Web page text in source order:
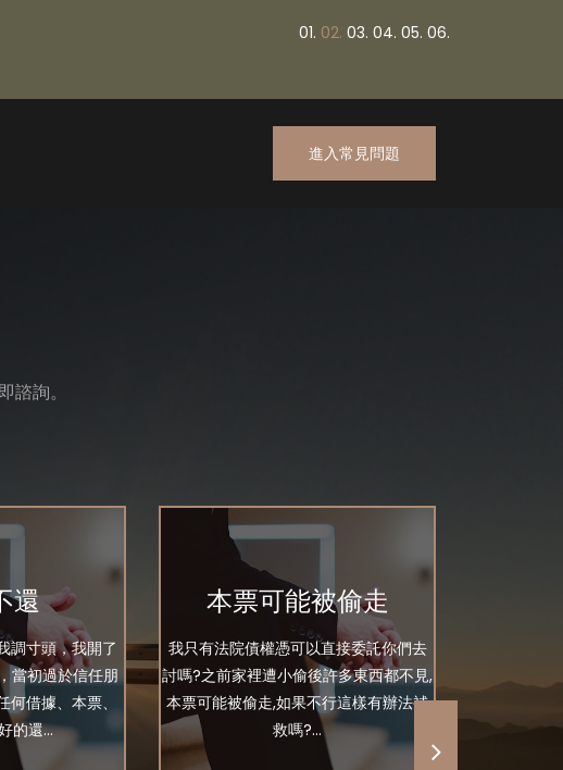
01. 02. 03. 04. 05. 06.
進入常見問題
詢。
還
調寸頭，我開了
當初過於信任朋
借據、本票、
的還...
本票可能被偷走
我只有法院債權憑可以直接委託你們去
討嗎?之前家裡遭小偷後許多東西都不見,
本票可能被偷走,如果不行這樣有辦法補
救嗎?...